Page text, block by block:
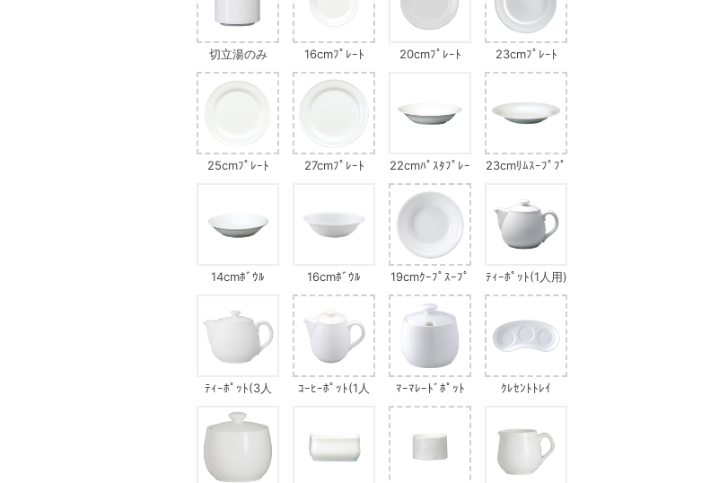
切立湯のみ 16cmﾌﾟﾚｰﾄ 20cmﾌﾟﾚｰﾄ 23cmﾌﾟﾚｰﾄ
25cmﾌﾟﾚｰﾄ 27cmﾌﾟﾚｰﾄ
22cmﾊﾟｽﾀﾌﾟﾚｰ
ﾄ
23cmﾘﾑｽｰﾌﾟﾌﾟ
14cmﾎﾞｳﾙ 16cmﾎﾞｳﾙ
19cmｸｰﾌﾟｽｰﾌﾟ
ﾌﾟﾚｰﾄ
ﾃｨｰﾎﾟｯﾄ(1人用)
ﾃｨｰﾎﾟｯﾄ(3人
ｺｰﾋｰﾎﾟｯﾄ(1人
ﾏｰﾏﾚｰﾄﾞﾎﾟｯﾄ ｸﾚｾﾝﾄﾄﾚｲ